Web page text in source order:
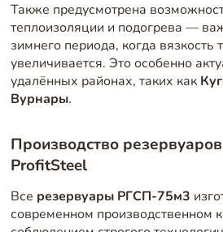
Также предусмотрена
теплоизоляции и подогрева —
зимнего периода, когда вязкость
увеличивается. Это особенно
удалённых районах, таких как
Вурнары.
Производство
ProfitSteel
Все резервуары РГСП-75м3
современном производственном